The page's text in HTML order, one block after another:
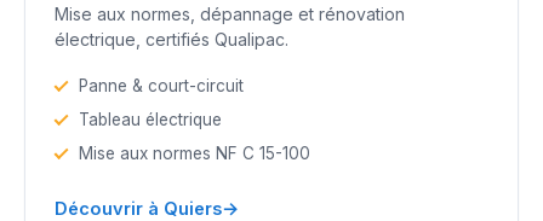
Mise aux normes, dépannage et rénovation
électrique, certifiés Qualipac.
Panne & court-circuit
Tableau électrique
Mise aux normes NF C 15-100
Découvrir à Quiers→